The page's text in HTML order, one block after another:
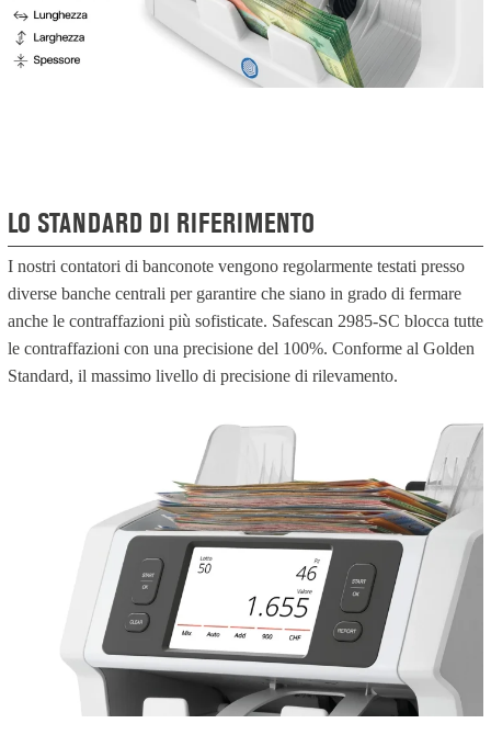
LO STANDARD DI RIFERIMENTO
I nostri contatori di banconote vengono regolarmente testati presso
diverse banche centrali per garantire che siano in grado di fermare
anche le contraffazioni più sofisticate. Safescan 2985-SC blocca tutte
le contraffazioni con una precisione del 100%. Conforme al Golden
Standard, il massimo livello di precisione di rilevamento.